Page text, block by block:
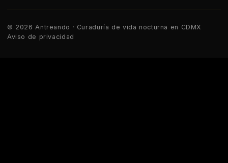
© 2026 Antreando · Curaduría de vida nocturna en CDMX
Aviso de privacidad